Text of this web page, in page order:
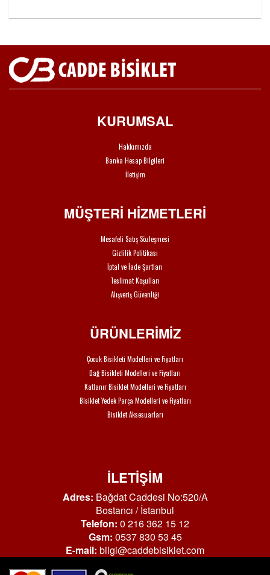
KURUMSAL
Hakkımızda
Banka Hesap Bilgileri
İletişim
MÜŞTERİ HİZMETLERİ
Mesafeli Satış Sözleşmesi
Gizlilik Politikası
İptal ve İade Şartları
Teslimat Koşulları
Alışveriş Güvenliği
ÜRÜNLERİMİZ
Çocuk Bisikleti Modelleri ve Fiyatları
Dağ Bisikleti Modelleri ve Fiyatları
Katlanır Bisiklet Modelleri ve Fiyatları
Bisiklet Yedek Parça Modelleri ve Fiyatları
Bisiklet Aksesuarları
İLETİŞİM
Adres: Bağdat Caddesi No:520/A
Bostancı / İstanbul
Telefon: 0 216 362 15 12
Gsm: 0537 830 53 45
E-mail: bilgi@caddebisiklet.com